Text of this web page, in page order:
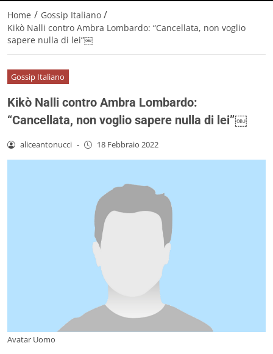
Home / Gossip Italiano /
Kikò Nalli contro Ambra Lombardo: “Cancellata, non voglio
sapere nulla di lei”￼
Gossip Italiano
Kikò Nalli contro Ambra Lombardo:
“Cancellata, non voglio sapere nulla di lei”￼
aliceantonucci - 18 Febbraio 2022
Avatar Uomo